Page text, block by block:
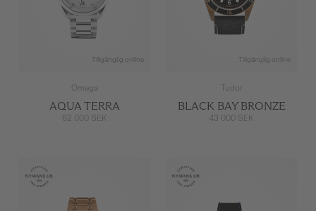
Tillgänglig online
Omega
AQUA TERRA
62 000 SEK
Tillgänglig online
Tudor
BLACK BAY BRONZE
43 000 SEK